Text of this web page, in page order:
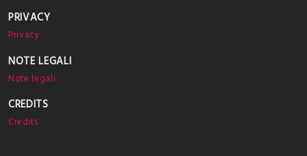
PRIVACY
Privacy
NOTE LEGALI
Note legali
CREDITS
Credits